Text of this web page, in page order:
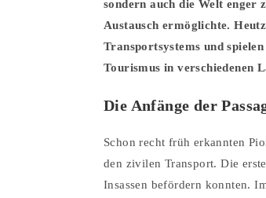
sondern auch die Welt enger
Austausch ermöglichte.
Transportsystems und
Tourismus in verschiedenen
Die Anfänge der
Schon recht früh erkannten
den zivilen Transport. Die
Insassen befördern konnten.